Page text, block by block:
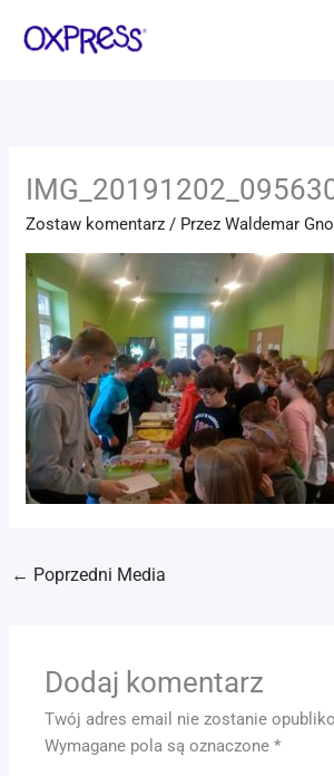
Zostaw komentarz / PrzezWaldemar
← Poprzedni Media
Dodaj komentarz
Twój adres email nie zostanie
Wymagane pola są oznaczone*